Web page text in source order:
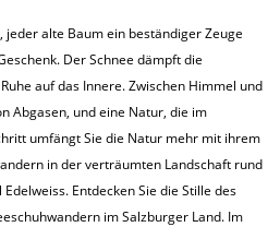
jeder alte Baum ein beständiger Zeuge
Der Schnee dämpft die
auf das Innere. Zwischen Himmel und
Abgasen, und eine Natur, die im
umfängt Sie die Natur mehr mit ihrem
in der verträumten Landschaft rund
Entdecken Sie die Stille des
im Salzburger Land. Im